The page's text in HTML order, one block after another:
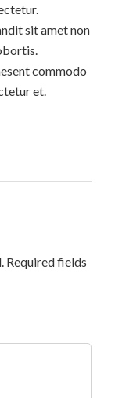
sit amet non
commodo
et.
Required fields